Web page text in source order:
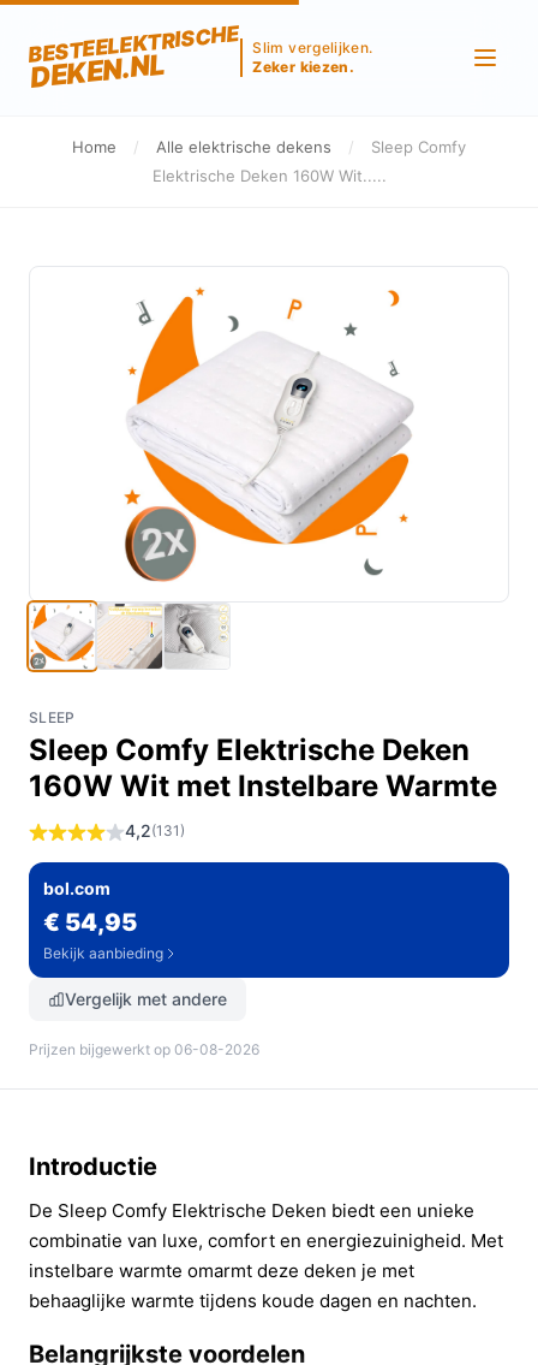
BESTEELEKTRISCHE
DEKEN.NL
Slim vergelijken.
Zeker kiezen.
Home / Alle elektrische dekens /
Sleep Comfy
Elektrische Deken 160W Wit.....
SLEEP
Sleep Comfy Elektrische Deken
160W Wit met Instelbare Warmte
4,2(131)
bol.com
€ 54,95
Bekijk aanbieding
Vergelijk met andere
Prijzen bijgewerkt op 06-08-2026
Introductie
De Sleep Comfy Elektrische Deken biedt een unieke
combinatie van luxe, comfort en energiezuinigheid. Met
instelbare warmte omarmt deze deken je met
behaaglijke warmte tijdens koude dagen en nachten.
Belangrijkste voordelen